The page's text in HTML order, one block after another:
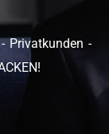
Privatkunden